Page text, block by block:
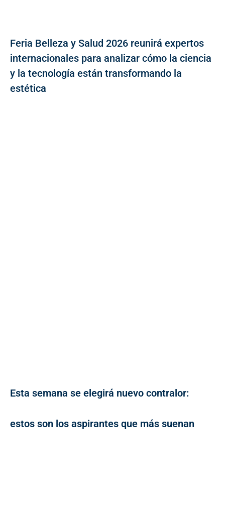
Feria Belleza y Salud 2026 reunirá expertos
internacionales para analizar cómo la ciencia
y la tecnología están transformando la
estética
Esta semana se elegirá nuevo contralor:
estos son los aspirantes que más suenan